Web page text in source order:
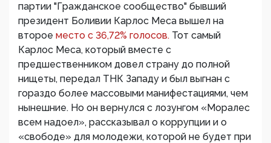
партии "Гражданское сообщество" бывший
президент Боливии Карлос Меса вышел на
второе место с 36,72% голосов. Тот самый
Карлос Меса, который вместе с
предшественником довел страну до полной
нищеты, передал ТНК Западу и был выгнан с
гораздо более массовыми манифестациями, чем
нынешние. Но он вернулся с лозунгом «Моралес
всем надоел», рассказывал о коррупции и о
«свободе» для молодежи, которой не будет при